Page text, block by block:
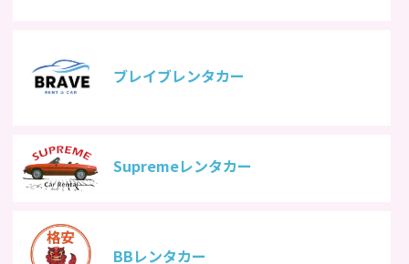
ブレイブレンタカー
Supremeレンタカー
BBレンタカー